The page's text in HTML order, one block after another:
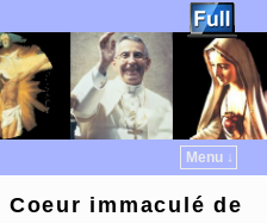
Menu ↓
Coeur immaculé de